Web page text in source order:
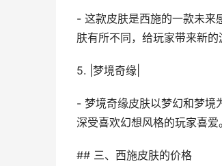
- 这款皮肤是西施的一款未来
肤有所不同，给玩家带来新的
5. |梦境奇缘|
- 梦境奇缘皮肤以梦幻和梦境
深受喜欢幻想风格的玩家喜爱
## 三、西施皮肤的价格